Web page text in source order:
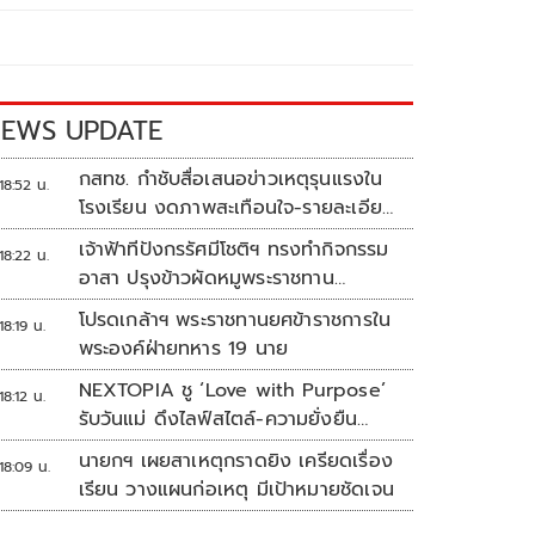
UPDATE
น.
กสทช. กำชับสื่อเสนอข่าวเหตุรุนแรงใน
โรงเรียน งดภาพสะเทือนใจ-รายละเอียด
เสี่ยงเลียนแบบ
น.
เจ้าฟ้าทีปังกรรัศมีโชติฯ ทรงทำกิจกรรม
อาสา ปรุงข้าวผัดหมูพระราชทาน
ประชาชน
น.
โปรดเกล้าฯ พระราชทานยศข้าราชการใน
พระองค์ฝ่ายทหาร 19 นาย
น.
NEXTOPIA ชู ‘Love with Purpose’
รับวันแม่ ดึงไลฟ์สไตล์-ความยั่งยืน
สร้างประสบการณ์ช้อปปิงมีความหมาย
น.
นายกฯ เผยสาเหตุกราดยิง เครียดเรื่อง
เรียน วางแผนก่อเหตุ มีเป้าหมายชัดเจน